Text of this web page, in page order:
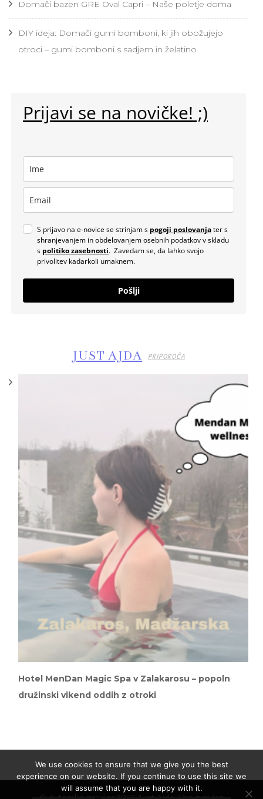
Domači bazen GRE Oval Capri – Naše poletje doma
DIY ideja: Domači gumi bomboni, ki jih obožujejo
otroci – gumi bomboni s sadjem in želatino
Prijavi se na novičke! ;)
S prijavo na e-novice se strinjam s pogoji poslovanjater s
shranjevanjem in obdelovanjem osebnih podatkov v skladu
s politiko zasebnosti. Zavedam se, da lahko svojo
privolitev kadarkoli umaknem.
Pošlji
JUST AJDA PRIPOROČA
Hotel MenDan Magic Spa v Zalakarosu – popoln
družinski vikend oddih z otroki
We use cookies to ensure that we give you the best
experience on our website. If you continue to use this site we
will assume that you are happy with it.